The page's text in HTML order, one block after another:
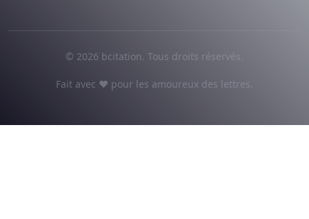
© 2026 bcitation. Tous droits réservés.
Fait avec ♥ pour les amoureux des lettres.